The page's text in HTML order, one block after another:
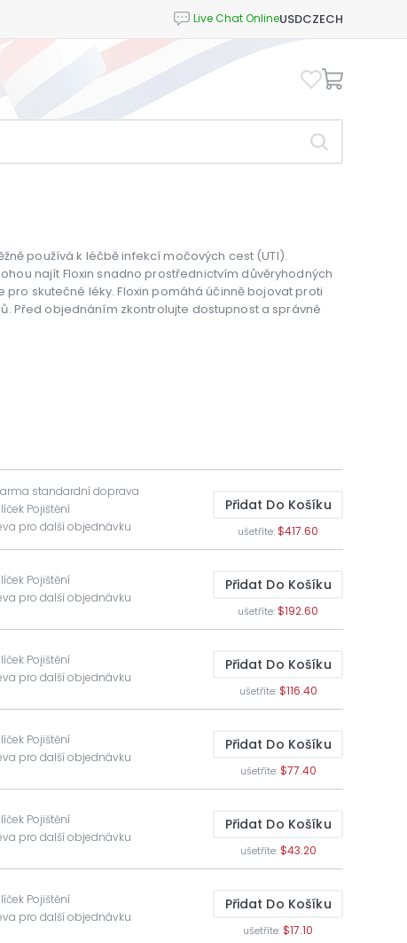
USDCZECH
používá k léčbě infekcí močových cest (UTI).
najít Floxin snadno prostřednictvím důvěryhodných
skutečné léky. Floxin pomáhá účinně bojovat proti
Před objednáním zkontrolujte dostupnost a správné
standardní doprava
Pojištění
pro další objednávku
Přidat Do Košíku
ušetříte:$417.60
Pojištění
pro další objednávku
Přidat Do Košíku
ušetříte:$192.60
Pojištění
pro další objednávku
Přidat Do Košíku
ušetříte:$116.40
Pojištění
pro další objednávku
Přidat Do Košíku
ušetříte:$77.40
Pojištění
pro další objednávku
Přidat Do Košíku
ušetříte:$43.20
Pojištění
pro další objednávku
Přidat Do Košíku
ušetříte:$17.10